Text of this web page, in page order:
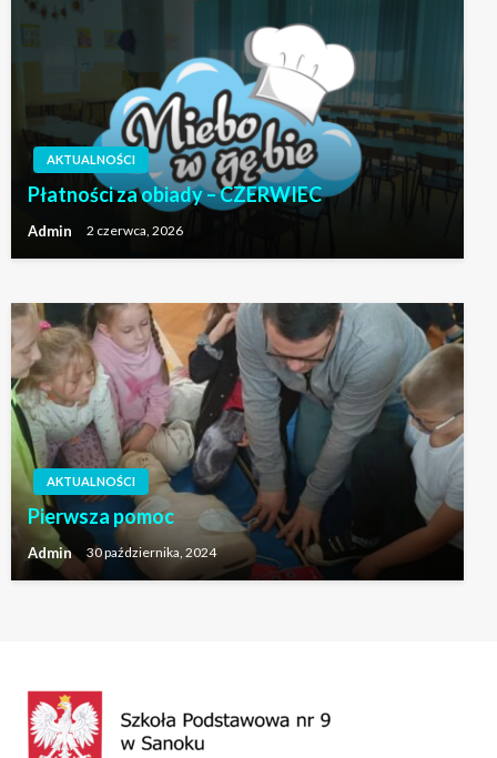
AKTUALNOŚCI
Płatności za obiady – CZERWIEC
Admin 2 czerwca, 2026
AKTUALNOŚCI
Wyniki konkursu ekologicznego Ekozabawka
AKTUALNOŚCI
Pierwsza pomoc
Admin 30 października, 2024